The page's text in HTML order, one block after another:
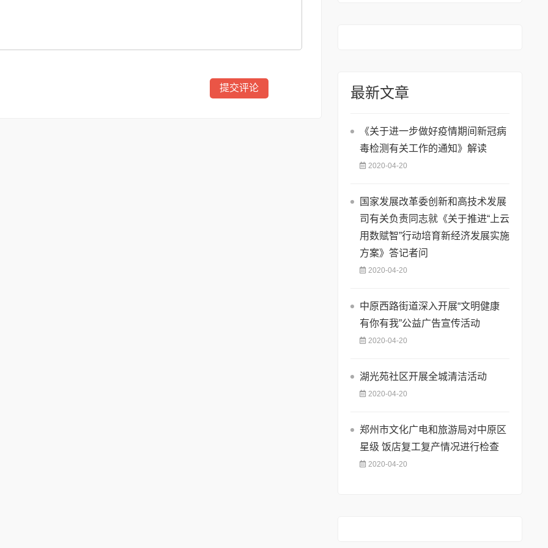
最新文章
《关于进一步做好疫情期间新冠病
毒检测有关工作的通知》解读
2020-04-20
国家发展改革委创新和高技术发展
司有关负责同志就《关于推进“上云
用数赋智”行动培育新经济发展实施
方案》答记者问
2020-04-20
中原西路街道深入开展“文明健康
有你有我”公益广告宣传活动
2020-04-20
湖光苑社区开展全城清洁活动
2020-04-20
郑州市文化广电和旅游局对中原区
星级 饭店复工复产情况进行检查
2020-04-20